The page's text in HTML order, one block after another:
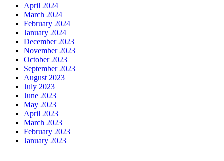
April 2024
March 2024
February 2024
January 2024
December 2023
November 2023
October 2023
September 2023
August 2023
July 2023
June 2023
May 2023
April 2023
March 2023
February 2023
January 2023